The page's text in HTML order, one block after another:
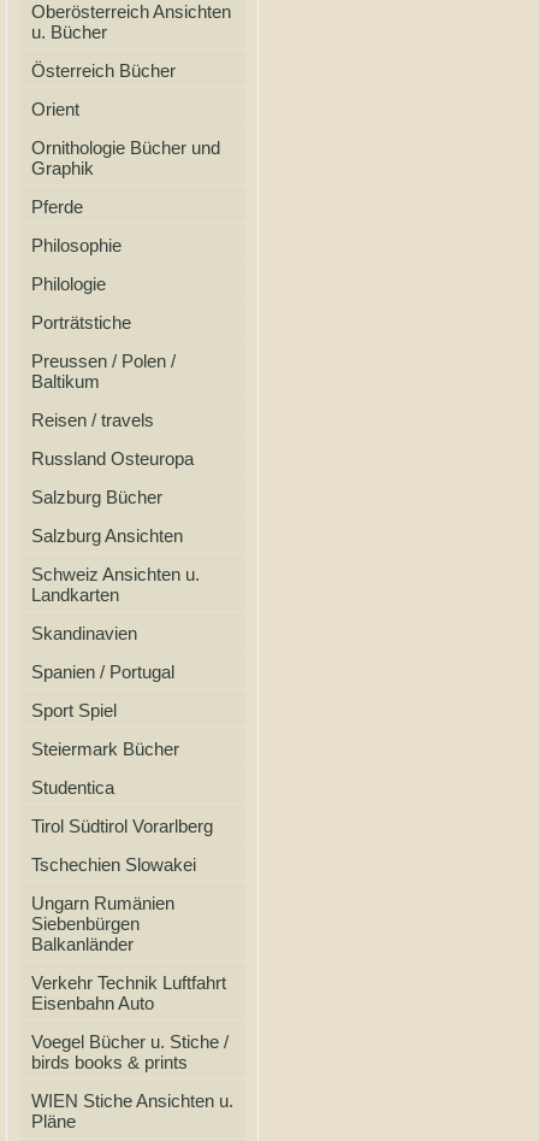
Oberösterreich Ansichten
u. Bücher
Österreich Bücher
Orient
Ornithologie Bücher und
Graphik
Pferde
Philosophie
Philologie
Porträtstiche
Preussen / Polen /
Baltikum
Reisen / travels
Russland Osteuropa
Salzburg Bücher
Salzburg Ansichten
Schweiz Ansichten u.
Landkarten
Skandinavien
Spanien / Portugal
Sport Spiel
Steiermark Bücher
Studentica
Tirol Südtirol Vorarlberg
Tschechien Slowakei
Ungarn Rumänien
Siebenbürgen
Balkanländer
Verkehr Technik Luftfahrt
Eisenbahn Auto
Voegel Bücher u. Stiche /
birds books & prints
WIEN Stiche Ansichten u.
Pläne